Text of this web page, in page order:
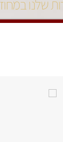
שלנו במחוז